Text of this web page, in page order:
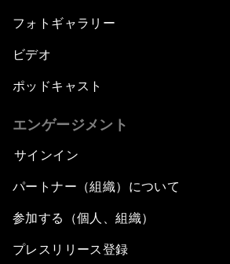
フォトギャラリー
ビデオ
ポッドキャスト
エンゲージメント
サインイン
パートナー（組織）について
参加する（個人、組織）
プレスリリース登録